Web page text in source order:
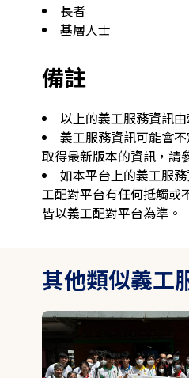
長者
基層人士
備註
以上的義工服務資訊
義工服務資訊可能會
取得最新版本的資訊，請
如本平台上的義工服
工配對平台有任何抵觸或
皆以義工配對平台為準。
其他類似義工